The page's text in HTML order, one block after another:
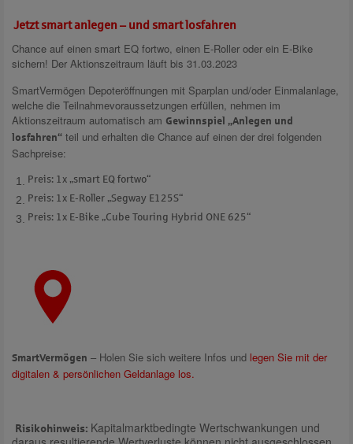
Jetzt smart anlegen – und smart losfahren
Chance auf einen smart EQ fortwo, einen E-Roller oder ein E-Bike
sichern! Der Aktionszeitraum läuft bis 31.03.2023
SmartVermögen Depoteröffnungen mit Sparplan und/oder Einmalanlage,
welche die Teilnahmevoraussetzungen erfüllen, nehmen im
Aktionszeitraum automatisch am Gewinnspiel „Anlegen und
losfahren“ teil und erhalten die Chance auf einen der drei folgenden
Sachpreise:
Preis: 1x „smart EQ fortwo“
Preis: 1x E-Roller „Segway E125S“
Preis: 1x E-Bike „Cube Touring Hybrid ONE 625“
SmartVermögen – Holen Sie sich weitere Infos und legen Sie mit der
digitalen & persönlichen Geldanlage los.
Risikohinweis: Kapitalmarkt­bedingte Wert­schwankungen und